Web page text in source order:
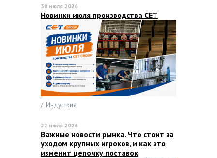
30 июля 2026
Новинки июля производства CЕТ
/ Индустрия
22 июля 2026
Важные новости рынка. Что стоит за
уходом крупных игроков, и как это
изменит цепочку поставок